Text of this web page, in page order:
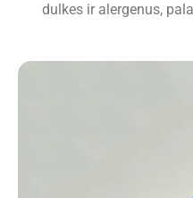
dulkes ir alergenus,